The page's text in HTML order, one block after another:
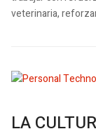
veterinaria,
LA